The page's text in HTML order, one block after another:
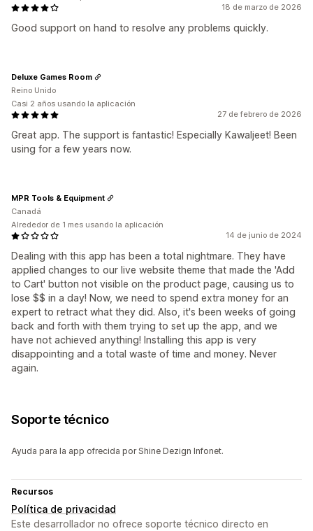
18 de marzo de 2026
Good support on hand to resolve any problems quickly.
27 de febrero de 2026
Great app. The support is fantastic! Especially Kawaljeet! Been
using for a few years now.
Deluxe Games Room
Reino Unido
Casi 2 años usando la aplicación
14 de junio de 2024
Dealing with this app has been a total nightmare. They have
applied changes to our live website theme that made the 'Add
to Cart' button not visible on the product page, causing us to
lose $$ in a day! Now, we need to spend extra money for an
expert to retract what they did. Also, it's been weeks of going
back and forth with them trying to set up the app, and we
have not achieved anything! Installing this app is very
disappointing and a total waste of time and money. Never
again.
MPR Tools & Equipment
Canadá
Alrededor de 1 mes usando la aplicación
Soporte técnico
Ayuda para la app ofrecida por Shine Dezign Infonet.
Recursos
Política de privacidad
Este desarrollador no ofrece soporte técnico directo en